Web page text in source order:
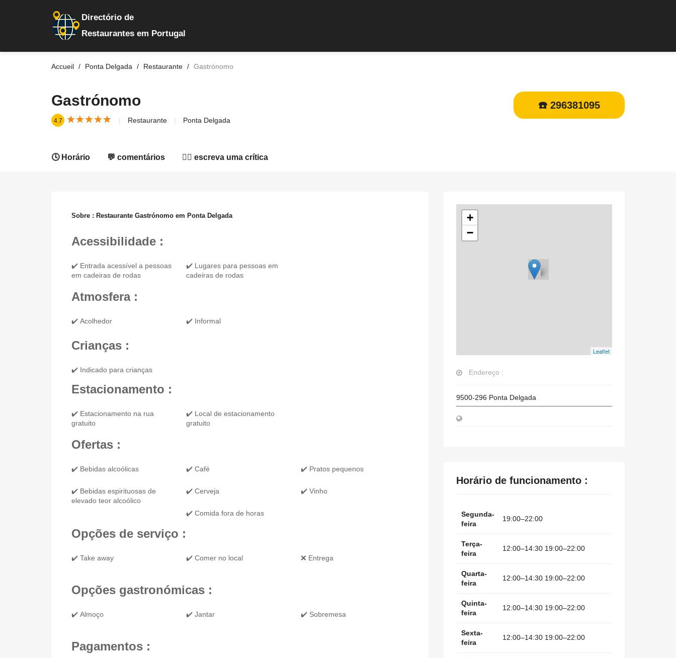
Directório de
Restaurantes em Portugal
Accueil Ponta Delgada Restaurante Gastrónomo
Gastrónomo
4.7 ★★★★★
★★★★★ Restaurante Ponta Delgada
☎️ 296381095
🕓 Horário 💬 comentários ✍🏻 escreva uma crítica
Sobre : Restaurante Gastrónomo em Ponta Delgada
Acessibilidade :
✔️ Entrada acessível a pessoas
em cadeiras de rodas
✔️ Lugares para pessoas em
cadeiras de rodas
Atmosfera :
✔️ Acolhedor ✔️ Informal
Crianças :
✔️ Indicado para crianças
Estacionamento :
✔️ Estacionamento na rua
gratuito
✔️ Local de estacionamento
gratuito
Ofertas :
✔️ Bebidas alcoólicas
✔️ Bebidas espirituosas de
elevado teor alcoólico
✔️ Café
✔️ Cerveja
✔️ Comida fora de horas
✔️ Pratos pequenos
✔️ Vinho
Opções de serviço :
✔️ Take away ✔️ Comer no local ❌ Entrega
Opções gastronómicas :
✔️ Almoço ✔️ Jantar ✔️ Sobremesa
Pagamentos :
+
−
Leaflet
Endereço :
9500-296 Ponta Delgada
Horário de funcionamento :
Segunda-
feira
19:00–22:00
Terça-
feira
12:00–14:30 19:00–22:00
Quarta-
feira
12:00–14:30 19:00–22:00
Quinta-
feira
12:00–14:30 19:00–22:00
Sexta-
feira
12:00–14:30 19:00–22:00